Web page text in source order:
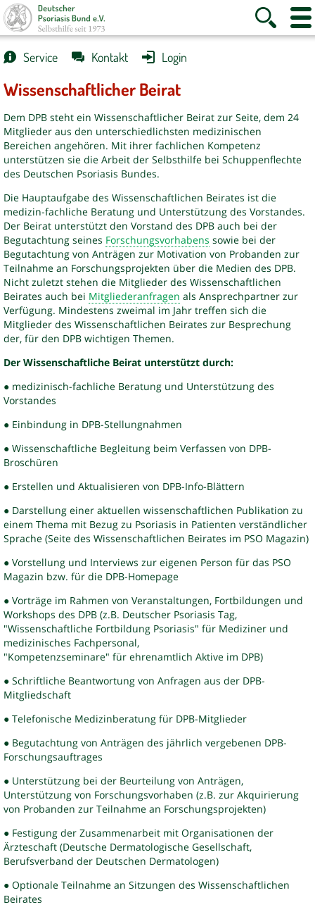
Suche
anzeigen
Service Kontakt Login
Wissenschaftlicher Beirat
Dem DPB steht ein Wissenschaftlicher Beirat zur Seite, dem 24
Mitglieder aus den unterschiedlichsten medizinischen
Bereichen angehören. Mit ihrer fachlichen Kompetenz
unterstützen sie die Arbeit der Selbsthilfe bei Schuppenflechte
des Deutschen Psoriasis Bundes.
Die Hauptaufgabe des Wissenschaftlichen Beirates ist die
medizin-fachliche Beratung und Unterstützung des Vorstandes.
Der Beirat unterstützt den Vorstand des DPB auch bei der
Begutachtung seines Forschungsvorhabens sowie bei der
Begutachtung von Anträgen zur Motivation von Probanden zur
Teilnahme an Forschungsprojekten über die Medien des DPB.
Nicht zuletzt stehen die Mitglieder des Wissenschaftlichen
Beirates auch bei Mitgliederanfragen als Ansprechpartner zur
Verfügung. Mindestens zweimal im Jahr treffen sich die
Mitglieder des Wissenschaftlichen Beirates zur Besprechung
der, für den DPB wichtigen Themen.
Der Wissenschaftliche Beirat unterstützt durch:
● medizinisch-fachliche Beratung und Unterstützung des
Vorstandes
● Einbindung in DPB-Stellungnahmen
● Wissenschaftliche Begleitung beim Verfassen von DPB-
Broschüren
● Erstellen und Aktualisieren von DPB-Info-Blättern
● Darstellung einer aktuellen wissenschaftlichen Publikation zu
einem Thema mit Bezug zu Psoriasis in Patienten verständlicher
Sprache (Seite des Wissenschaftlichen Beirates im PSO Magazin)
● Vorstellung und Interviews zur eigenen Person für das PSO
Magazin bzw. für die DPB-Homepage
● Vorträge im Rahmen von Veranstaltungen, Fortbildungen und
Workshops des DPB (z.B. Deutscher Psoriasis Tag,
"Wissenschaftliche Fortbildung Psoriasis" für Mediziner und
medizinisches Fachpersonal,
"Kompetenzseminare" für ehrenamtlich Aktive im DPB)
● Schriftliche Beantwortung von Anfragen aus der DPB-
Mitgliedschaft
● Telefonische Medizinberatung für DPB-Mitglieder
● Begutachtung von Anträgen des jährlich vergebenen DPB-
Forschungsauftrages
● Unterstützung bei der Beurteilung von Anträgen,
Unterstützung von Forschungsvorhaben (z.B. zur Akquirierung
von Probanden zur Teilnahme an Forschungsprojekten)
● Festigung der Zusammenarbeit mit Organisationen der
Ärzteschaft (Deutsche Dermatologische Gesellschaft,
Berufsverband der Deutschen Dermatologen)
● Optionale Teilnahme an Sitzungen des Wissenschaftlichen
Beirates